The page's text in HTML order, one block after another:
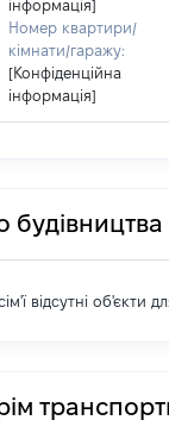
інформація]
Номер квартири/
кімнати/гаражу:
[Конфіденційна
інформація]
будівництва
відсутні об'єкти